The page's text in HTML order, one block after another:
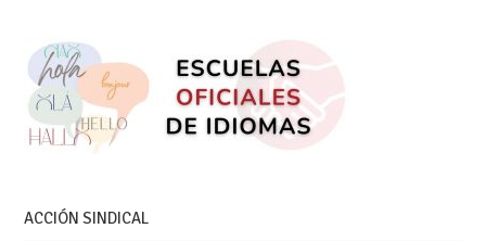
ACCIÓN SINDICAL